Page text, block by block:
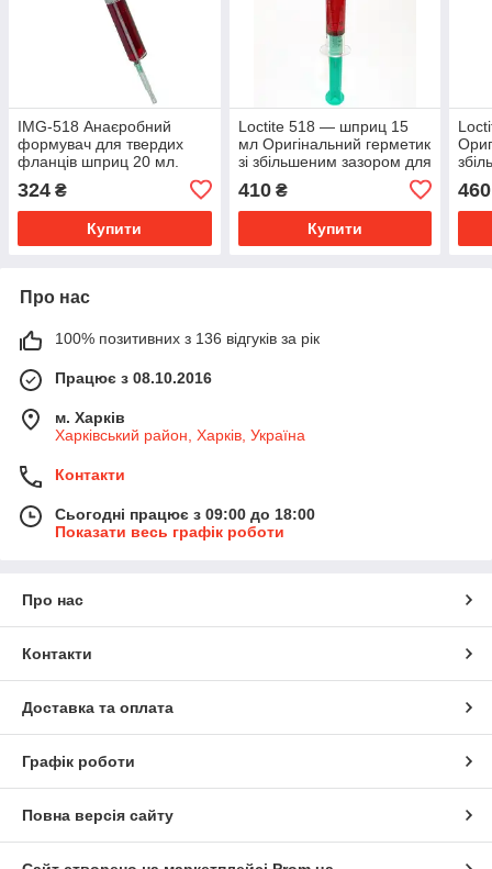
IMG-518 Анаєробний
формувач для твердих
фланців шприц 20 мл.
324 ₴
Купити
Loctite 518 — шприц 15
мл Оригінальний герметик
зі збільшеним зазором для
410₴
Купити
460
Про нас
100% позитивних з 136 відгуків за рік
Працює з 08.10.2016
м. Харків
Харківський район, Харків, Україна
Контакти
Сьогодні працює з 09:00 до 18:00
Показати весь графік роботи
Про нас
Контакти
Доставка та оплата
Графік роботи
Повна версія сайту